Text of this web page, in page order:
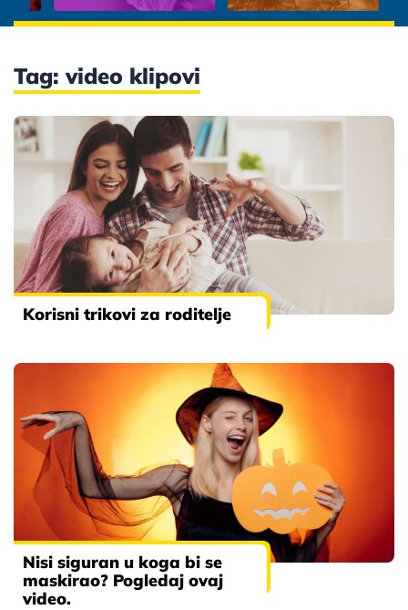
Tag: video klipovi
Korisni trikovi za roditelje
Nisi siguran u koga bi se
maskirao? Pogledaj ovaj
video.